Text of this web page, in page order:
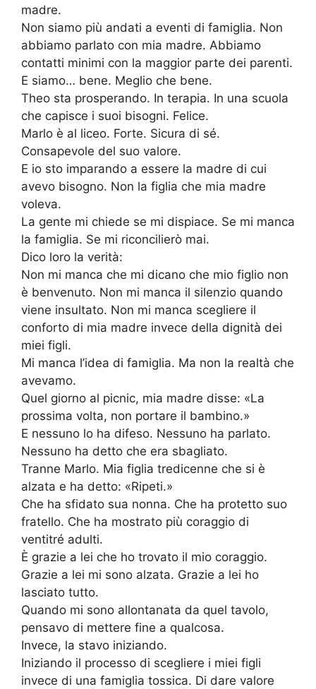
madre.
Non siamo più andati a eventi di famiglia. Non
abbiamo parlato con mia madre. Abbiamo
contatti minimi con la maggior parte dei parenti.
E siamo… bene. Meglio che bene.
Theo sta prosperando. In terapia. In una scuola
che capisce i suoi bisogni. Felice.
Marlo è al liceo. Forte. Sicura di sé.
Consapevole del suo valore.
E io sto imparando a essere la madre di cui
avevo bisogno. Non la figlia che mia madre
voleva.
La gente mi chiede se mi dispiace. Se mi manca
la famiglia. Se mi riconcilierò mai.
Dico loro la verità:
Non mi manca che mi dicano che mio figlio non
è benvenuto. Non mi manca il silenzio quando
viene insultato. Non mi manca scegliere il
conforto di mia madre invece della dignità dei
miei figli.
Mi manca l’idea di famiglia. Ma non la realtà che
avevamo.
Quel giorno al picnic, mia madre disse: «La
prossima volta, non portare il bambino.»
E nessuno lo ha difeso. Nessuno ha parlato.
Nessuno ha detto che era sbagliato.
Tranne Marlo. Mia figlia tredicenne che si è
alzata e ha detto: «Ripeti.»
Che ha sfidato sua nonna. Che ha protetto suo
fratello. Che ha mostrato più coraggio di
ventitré adulti.
È grazie a lei che ho trovato il mio coraggio.
Grazie a lei mi sono alzata. Grazie a lei ho
lasciato tutto.
Quando mi sono allontanata da quel tavolo,
pensavo di mettere fine a qualcosa.
Invece, la stavo iniziando.
Iniziando il processo di scegliere i miei figli
invece di una famiglia tossica. Di dare valore